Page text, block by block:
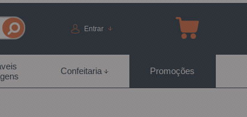
Entrar
Confeitaria Promoções